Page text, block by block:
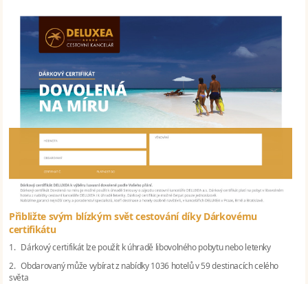
Přibližte svým blízkým svět cestování díky Dárkovému
certifikátu
1. Dárkový certifikát lze použít k úhradě libovolného pobytu nebo letenky
2. Obdarovaný může vybírat z nabídky 1036 hotelů v 59 destinacích celého
světa